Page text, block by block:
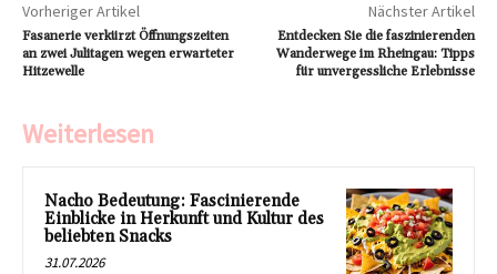
Vorheriger Artikel
Fasanerie verkürzt Öffnungszeiten
an zwei Julitagen wegen erwarteter
Hitzewelle
Nächster Artikel
Entdecken Sie die faszinierenden
Wanderwege im Rheingau: Tipps
für unvergessliche Erlebnisse
Weiterlesen
Nacho Bedeutung: Fascinierende
Einblicke in Herkunft und Kultur des
beliebten Snacks
31.07.2026